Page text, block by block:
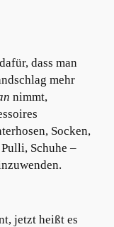
dass man
mehr
nimmt,
Socken,
Schuhe –
jetzt heißt es